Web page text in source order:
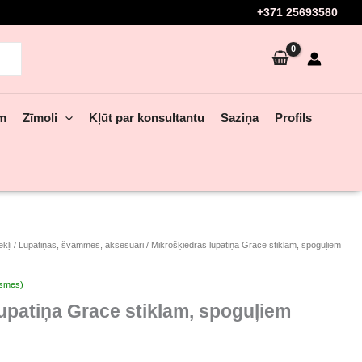
+371 25693580
Zīmoli Kļūt par konsultantu Saziņa Profils
/ Lupatiņas, švammes, aksesuāri / Mikrošķiedras lupatiņa Grace stiklam, spoguļiem
Grace stiklam, spoguļiem